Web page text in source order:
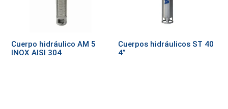
Cuerpo hidráulico AM 5
INOX AISI 304
Cuerpos hidráulicos ST 40
4”